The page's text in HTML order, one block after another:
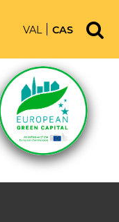
VAL CAS